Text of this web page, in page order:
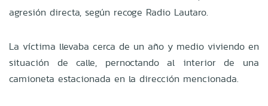
agresión directa, según recoge Radio Lautaro.
La víctima llevaba cerca de un año y medio viviendo en
situación de calle, pernoctando al interior de una
camioneta estacionada en la dirección mencionada.